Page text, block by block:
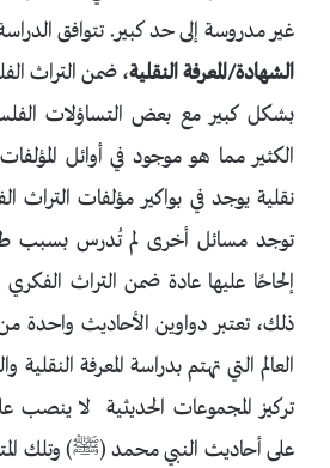
غير مدروسة إلى حد كبير. تتوافق
الشهادة/المعرفة النقلية، ضمن التراث
بشكل كبير مع بعض التساؤلات
الكثير مما هو موجود في أوائل
نقلية يوجد في بواكير مؤلفات التراث
توجد مسائل أخرى لم تُدرس بسبب
إلحاحًا عليها عادة ضمن التراث الفكري
ذلك، تعتبر دواوين الأحاديث واحدة
العالم التي تهتم بدراسة المعرفة
تركيز المجموعات الحديثية لا ينصب
على أحاديث النبي محمد (ﷺ) وتلك